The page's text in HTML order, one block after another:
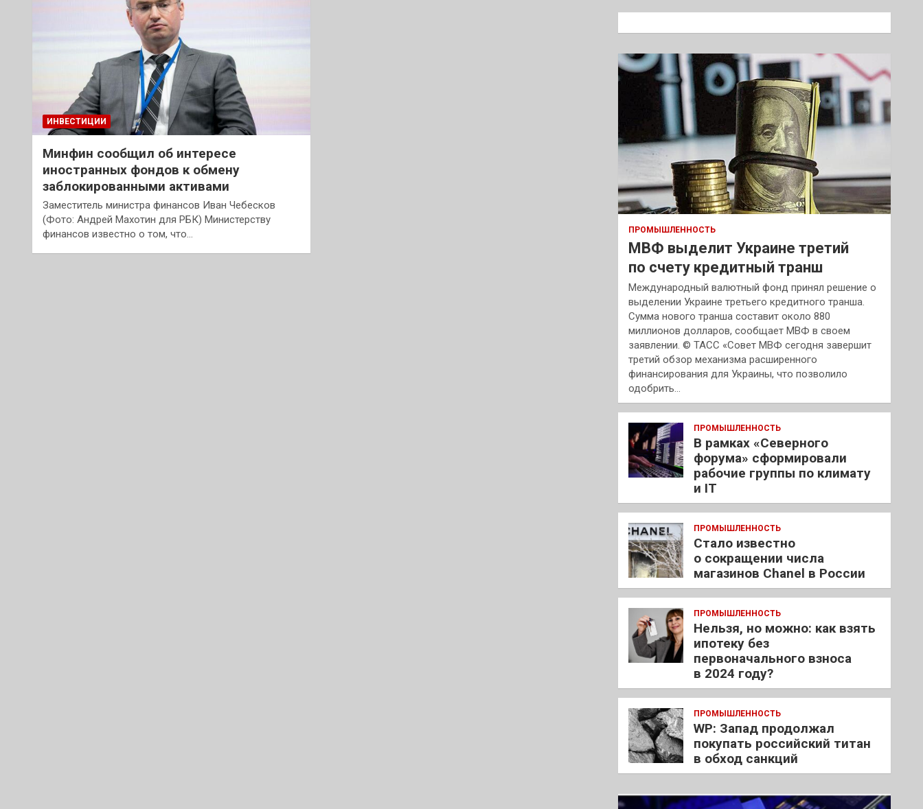
ИНВЕСТИЦИИ
Минфин сообщил об интересе
иностранных фондов к обмену
заблокированными активами
Заместитель министра финансов Иван Чебесков
(Фото: Андрей Махотин для РБК) Министерству
финансов известно о том, что…
к
ПРОМЫШЛЕННОСТЬ
МВФ выделит Украине третий
по счету кредитный транш
Международный валютный фонд принял решение о
выделении Украине третьего кредитного транша.
Сумма нового транша составит около 880
миллионов долларов, сообщает МВФ в своем
заявлении. © ТАСС «Совет МВФ сегодня завершит
третий обзор механизма расширенного
финансирования для Украины, что позволило
одобрить…
ПРОМЫШЛЕННОСТЬ
В рамках «Северного
форума» сформировали
рабочие группы по климату
и IT
ПРОМЫШЛЕННОСТЬ
Стало известно
о сокращении числа
магазинов Chanel в России
ПРОМЫШЛЕННОСТЬ
Нельзя, но можно: как взять
ипотеку без
первоначального взноса
в 2024 году?
ПРОМЫШЛЕННОСТЬ
WP: Запад продолжал
покупать российский титан
в обход санкций